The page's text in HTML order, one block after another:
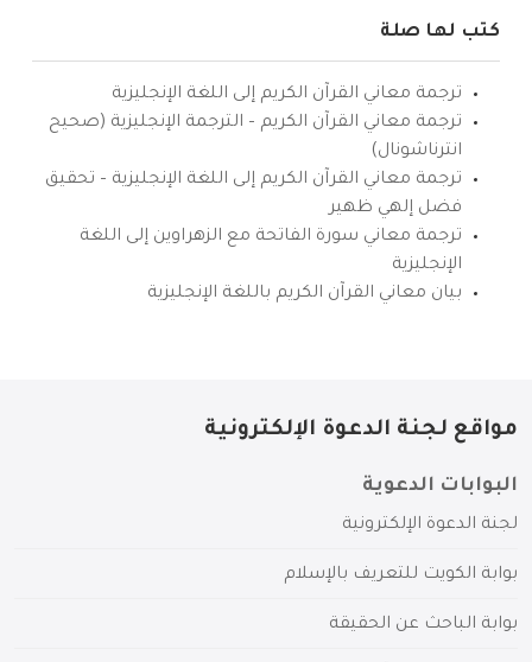
كتب لها صلة
ترجمة معاني القرآن الكريم إلى اللغة الإنجليزية
ترجمة معاني القرآن الكريم – الترجمة الإنجليزية (صحيح
انترناشونال)
ترجمة معاني القرآن الكريم إلى اللغة الإنجليزية – تحقيق
فضل إلهي ظهير
ترجمة معاني سورة الفاتحة مع الزهراوين إلى اللغة
الإنجليزية
بيان معاني القرآن الكريم باللغة الإنجليزية
مواقع لجنة الدعوة الإلكترونية
البوابات الدعوية
لجنة الدعوة الإلكترونية
بوابة الكويت للتعريف بالإسلام
بوابة الباحث عن الحقيقة